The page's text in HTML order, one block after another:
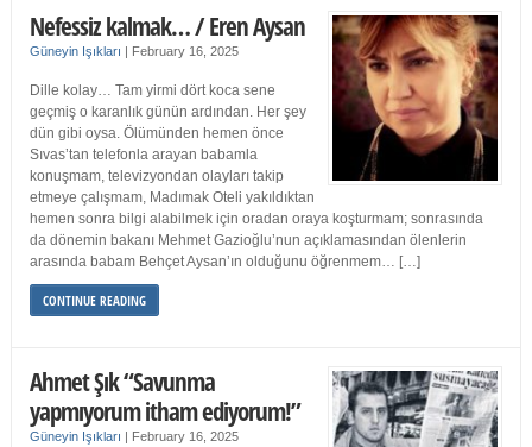
Nefessiz kalmak… / Eren Aysan
Güneyin Işıkları | February 16, 2025
Dille kolay… Tam yirmi dört koca sene
geçmiş o karanlık günün ardından. Her şey
dün gibi oysa. Ölümünden hemen önce
Sıvas’tan telefonla arayan babamla
konuşmam, televizyondan olayları takip
etmeye çalışmam, Madımak Oteli yakıldıktan
hemen sonra bilgi alabilmek için oradan oraya koşturmam; sonrasında
da dönemin bakanı Mehmet Gazioğlu’nun açıklamasından ölenlerin
arasında babam Behçet Aysan’ın olduğunu öğrenmem… […]
CONTINUE READING
Ahmet Şık “Savunma
yapmıyorum itham ediyorum!”
Güneyin Işıkları | February 16, 2025